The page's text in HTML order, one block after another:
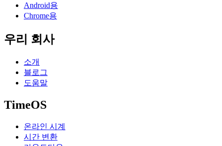
Android용
Chrome용
우리 회사
소개
블로그
도움말
TimeOS
온라인 시계
시간 변환